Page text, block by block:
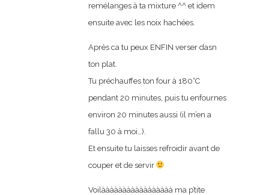
remélanges à ta mixture ^^ et idem
ensuite avec les noix hachées.
Après ca tu peux ENFIN verser dasn
ton plat.
Tu préchauffes ton four à 180°C
pendant 20 minutes, puis tu enfournes
environ 20 minutes aussi (il m’en a
fallu 30 à moi…).
Et ensuite tu laisses refroidir avant de
couper et de servir
Voilààààààààààààààààà ma p’tite